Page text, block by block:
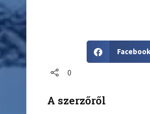
h
o
Facebook
0
A szerzőről